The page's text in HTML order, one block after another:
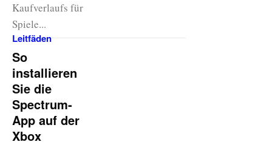
Kaufverlaufs für
Spiele...
Leitfäden
So
installieren
Sie die
Spectrum-
App auf der
Xbox